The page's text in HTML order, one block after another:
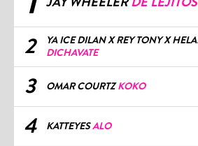
2
YA ICE DILAN X REY TONY X
DICHAVATE
3 OMAR COURTZKOKO
4 KATTEYESALO